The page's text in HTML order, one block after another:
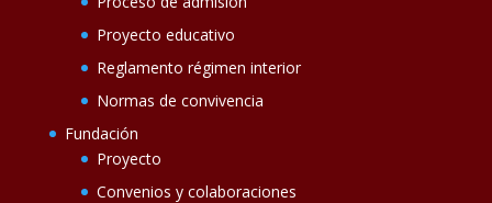
Proyecto educativo
Reglamento régimen interior
Normas de convivencia
Fundación
Proyecto
Convenios y colaboraciones